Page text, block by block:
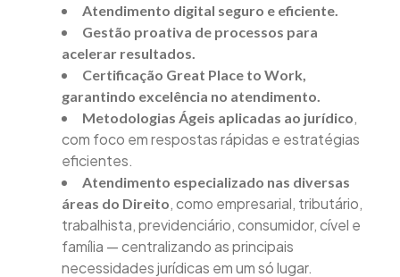
Atendimento digital seguro e eficiente.
Gestão proativa de processos para
acelerar resultados.
Certificação Great Place to Work,
garantindo excelência no atendimento.
Metodologias Ágeis aplicadas ao jurídico,
com foco em respostas rápidas e estratégias
eficientes.
Atendimento especializado nas diversas
áreas do Direito, como empresarial, tributário,
trabalhista, previdenciário, consumidor, cível e
família — centralizando as principais
necessidades jurídicas em um só lugar.